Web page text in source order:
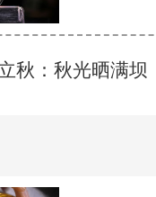
秋：秋光晒满坝